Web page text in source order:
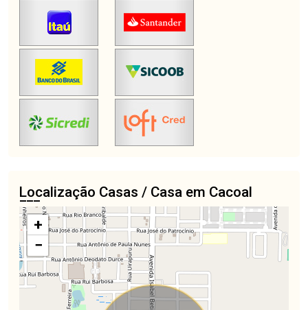
Localização Casas / Casa em Cacoal
+
−